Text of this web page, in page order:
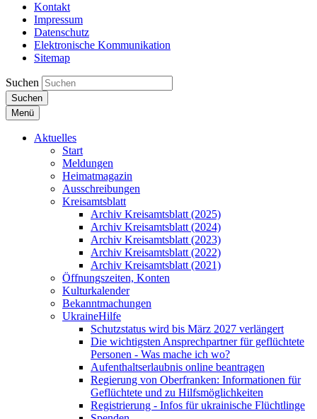
Kontakt
Impressum
Datenschutz
Elektronische Kommunikation
Sitemap
Suchen
Suchen
Menü
Aktuelles
Start
Meldungen
Heimatmagazin
Ausschreibungen
Kreisamtsblatt
Archiv Kreisamtsblatt (2025)
Archiv Kreisamtsblatt (2024)
Archiv Kreisamtsblatt (2023)
Archiv Kreisamtsblatt (2022)
Archiv Kreisamtsblatt (2021)
Öffnungszeiten, Konten
Kulturkalender
Bekanntmachungen
UkraineHilfe
Schutzstatus wird bis März 2027 verlängert
Die wichtigsten Ansprechpartner für geflüchtete
Personen - Was mache ich wo?
Aufenthaltserlaubnis online beantragen
Regierung von Oberfranken: Informationen für
Geflüchtete und zu Hilfsmöglichkeiten
Registrierung - Infos für ukrainische Flüchtlinge